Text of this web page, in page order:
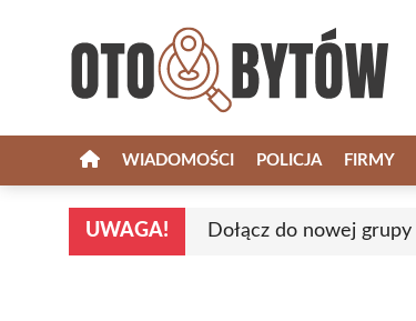
WIADOMOŚCI POLICJA FIRMY
UWAGA! Dołącz do nowej grupy